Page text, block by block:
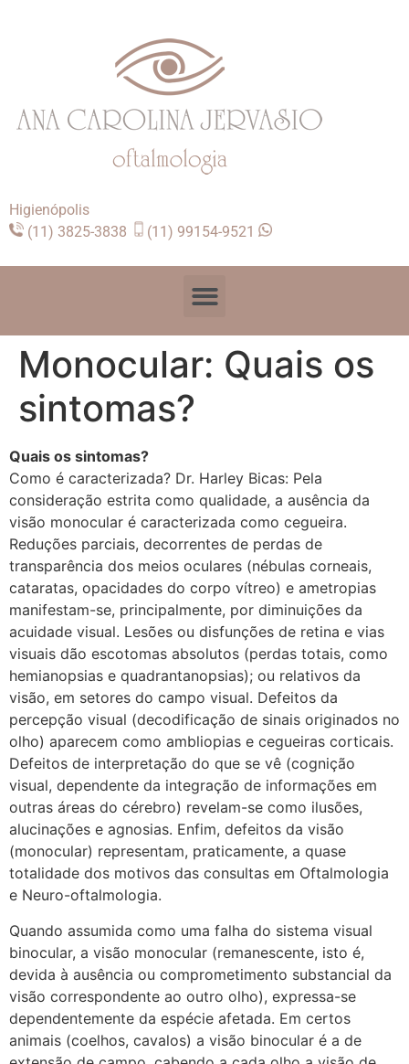
Higienópolis
(11) 3825-3838
(11) 99154-9521
Monocular: Quais os
sintomas?
Quais os sintomas?
Como é caracterizada? Dr. Harley Bicas: Pela
consideração estrita como qualidade, a ausência da
visão monocular é caracterizada como cegueira.
Reduções parciais, decorrentes de perdas de
transparência dos meios oculares (nébulas corneais,
cataratas, opacidades do corpo vítreo) e ametropias
manifestam-se, principalmente, por diminuições da
acuidade visual. Lesões ou disfunções de retina e vias
visuais dão escotomas absolutos (perdas totais, como
hemianopsias e quadrantanopsias); ou relativos da
visão, em setores do campo visual. Defeitos da
percepção visual (decodificação de sinais originados no
olho) aparecem como ambliopias e cegueiras corticais.
Defeitos de interpretação do que se vê (cognição
visual, dependente da integração de informações em
outras áreas do cérebro) revelam-se como ilusões,
alucinações e agnosias. Enfim, defeitos da visão
(monocular) representam, praticamente, a quase
totalidade dos motivos das consultas em Oftalmologia
e Neuro-oftalmologia.
Quando assumida como uma falha do sistema visual
binocular, a visão monocular (remanescente, isto é,
devida à ausência ou comprometimento substancial da
visão correspondente ao outro olho), expressa-se
dependentemente da espécie afetada. Em certos
animais (coelhos, cavalos) a visão binocular é a de